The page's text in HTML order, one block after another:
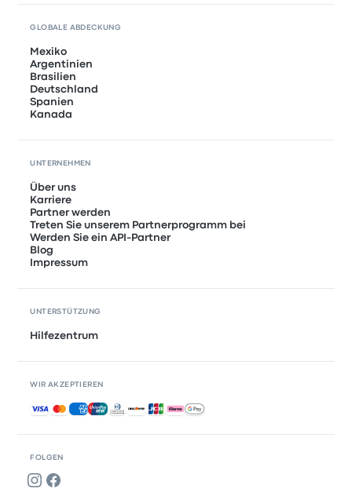
FOLGEN
GLOBALE ABDECKUNG
Mexiko
Argentinien
Brasilien
Deutschland
Spanien
Kanada
UNTERNEHMEN
Über uns
Karriere
Partner werden
Treten Sie unserem Partnerprogramm bei
Werden Sie ein API-Partner
Blog
Impressum
UNTERSTÜTZUNG
Hilfezentrum
WIR AKZEPTIEREN
Akzeptierte Zahlungsmethoden